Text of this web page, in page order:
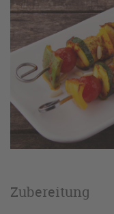
Zubereitung